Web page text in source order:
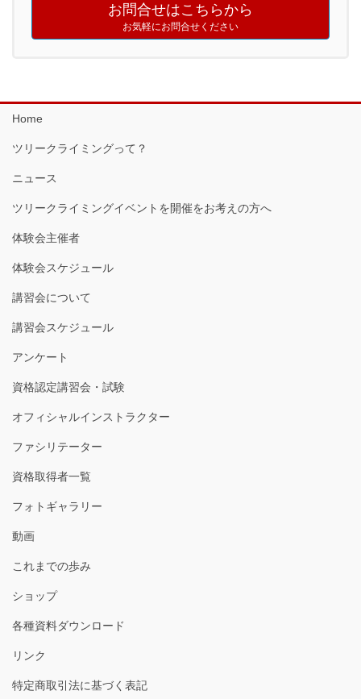
お問合せはこちらから
お気軽にお問合せください
Home
ツリークライミングって？
ニュース
ツリークライミングイベントを開催をお考えの方へ
体験会主催者
体験会スケジュール
講習会について
講習会スケジュール
アンケート
資格認定講習会・試験
オフィシャルインストラクター
ファシリテーター
資格取得者一覧
フォトギャラリー
動画
これまでの歩み
ショップ
各種資料ダウンロード
リンク
特定商取引法に基づく表記